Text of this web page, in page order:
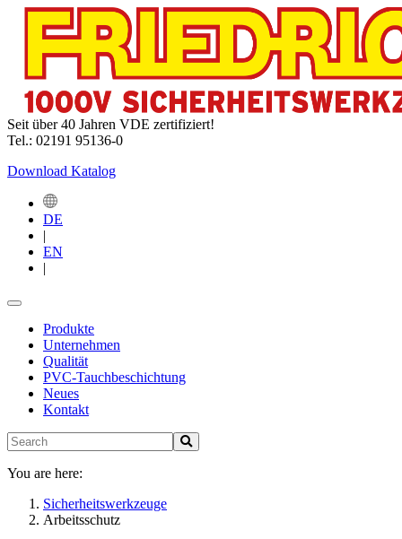
Seit über 40 Jahren VDE zertifiziert!
Tel.: 02191 95136-0
Download Katalog
DE
|
EN
|
Produkte
Unternehmen
Qualität
PVC-Tauchbeschichtung
Neues
Kontakt
You are here:
Sicherheitswerkzeuge
Arbeitsschutz